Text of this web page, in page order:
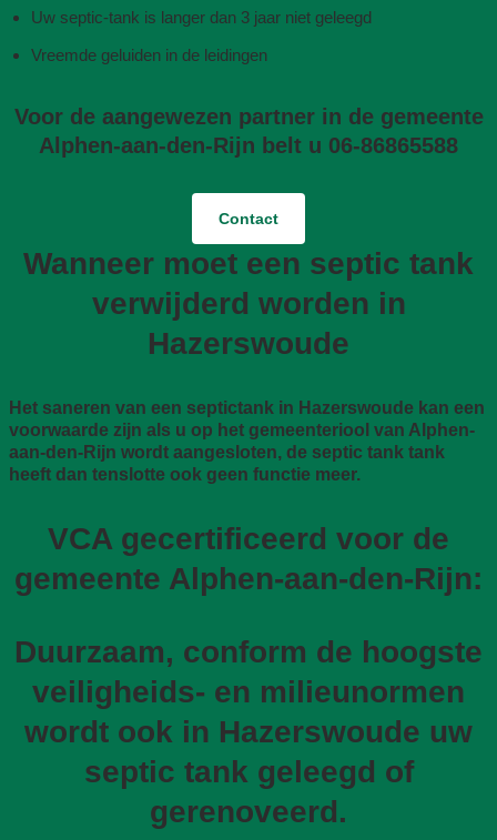
Uw septic-tank is langer dan 3 jaar niet geleegd
Vreemde geluiden in de leidingen
Voor de aangewezen partner in de gemeente
Alphen-aan-den-Rijn belt u 06-86865588
Contact
Wanneer moet een septic tank
verwijderd worden in
Hazerswoude
Het saneren van een septictank in Hazerswoude kan een
voorwaarde zijn als u op het gemeenteriool van Alphen-
aan-den-Rijn wordt aangesloten, de septic tank tank
heeft dan tenslotte ook geen functie meer.
VCA gecertificeerd voor de
gemeente Alphen-aan-den-Rijn:
Duurzaam, conform de hoogste
veiligheids- en milieunormen
wordt ook in Hazerswoude uw
septic tank geleegd of
gerenoveerd.